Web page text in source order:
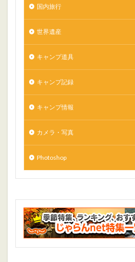
国内旅行
世界遺産
キャンプ道具
キャンプ記録
キャンプ情報
カメラ・写真
Photoshop